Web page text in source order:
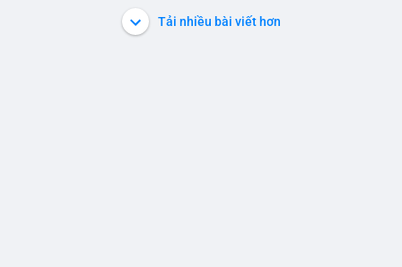
Tải nhiều bài viết hơn